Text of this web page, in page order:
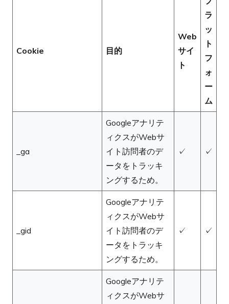
Cookie 目的
Web
サイ
ト
ラ
ッ
ト
フ
ォ
ー
ム
_ga
Googleアナリテ
ィクスがWebサ
イト訪問者のデ
ータをトラッキ
ングするため。
✓ ✓
_gid
Googleアナリテ
ィクスがWebサ
イト訪問者のデ
ータをトラッキ
ングするため。
✓ ✓
Googleアナリテ
ィクスがWebサ